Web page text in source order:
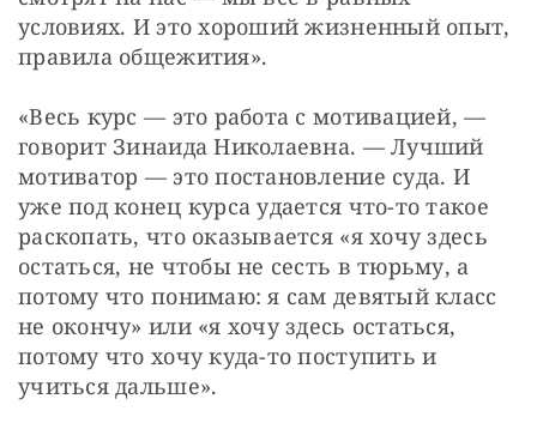
условиях. И это хороший жизненный опыт,
правила общежития».
«Весь курс — это работа с мотивацией, —
говорит Зинаида Николаевна. — Лучший
мотиватор — это постановление суда. И
уже под конец курса удается что-то такое
раскопать, что оказывается «я хочу здесь
остаться, не чтобы не сесть в тюрьму, а
потому что понимаю: я сам девятый класс
не окончу» или «я хочу здесь остаться,
потому что хочу куда-то поступить и
учиться дальше».